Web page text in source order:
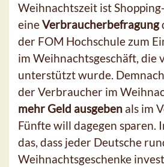
Weihnachtszeit ist
eineVerbraucherbefragung
der FOM Hochschule zum
im Weihnachtsgeschäft, die
unterstützt wurde.
der Verbraucher im
mehr Geld ausgeben als im
Fünfte will dagegen sparen.
das, dass jeder Deutsche
Weihnachtsgeschenke